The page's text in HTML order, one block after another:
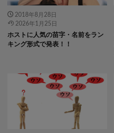
2018年8月28日
2026年1月25日
ホストに人気の苗字・名前をラン
キング形式で発表！！
" data-layzr="
" class="attachment-
icatch375 size-icatch375 wp-post-
image" alt="" />